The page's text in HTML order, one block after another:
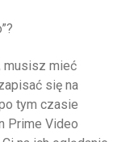
musisz mieć
się na
tym czasie
Prime Video